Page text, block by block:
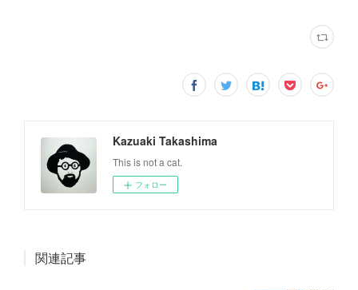
Kazuaki Takashima
This is not a cat.
フォロー
関連記事